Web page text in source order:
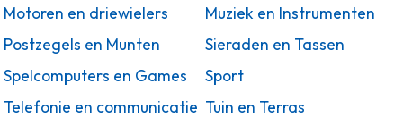
Motoren en driewielers
Muziek en Instrumenten
Postzegels en Munten
Sieraden en Tassen
Spelcomputers en Games
Sport
Telefonie en communicatie Tuin en Terras